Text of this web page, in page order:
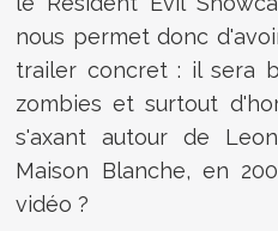
nous permet donc
trailer concret : il sera
zombies et surtout
s'axant autour de
Maison Blanche, en
vidéo ?